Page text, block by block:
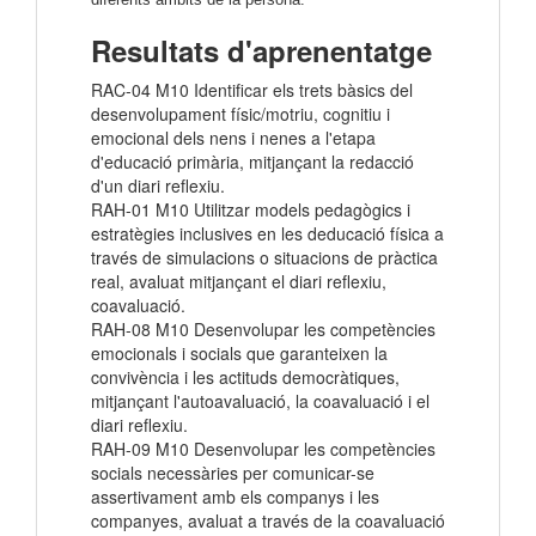
Resultats d'aprenentatge
RAC-04 M10 Identificar els trets bàsics del
desenvolupament físic/motriu, cognitiu i
emocional dels nens i nenes a l'etapa
d'educació primària, mitjançant la redacció
d'un diari reflexiu.
RAH-01 M10 Utilitzar models pedagògics i
estratègies inclusives en les deducació física a
través de simulacions o situacions de pràctica
real, avaluat mitjançant el diari reflexiu,
coavaluació.
RAH-08 M10 Desenvolupar les competències
emocionals i socials que garanteixen la
convivència i les actituds democràtiques,
mitjançant l'autoavaluació, la coavaluació i el
diari reflexiu.
RAH-09 M10 Desenvolupar les competències
socials necessàries per comunicar-se
assertivament amb els companys i les
companyes, avaluat a través de la coavaluació